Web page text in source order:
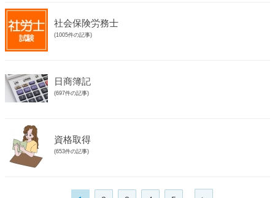
社会保険労務士
(1005件の記事)
日商簿記
(697件の記事)
資格取得
(653件の記事)